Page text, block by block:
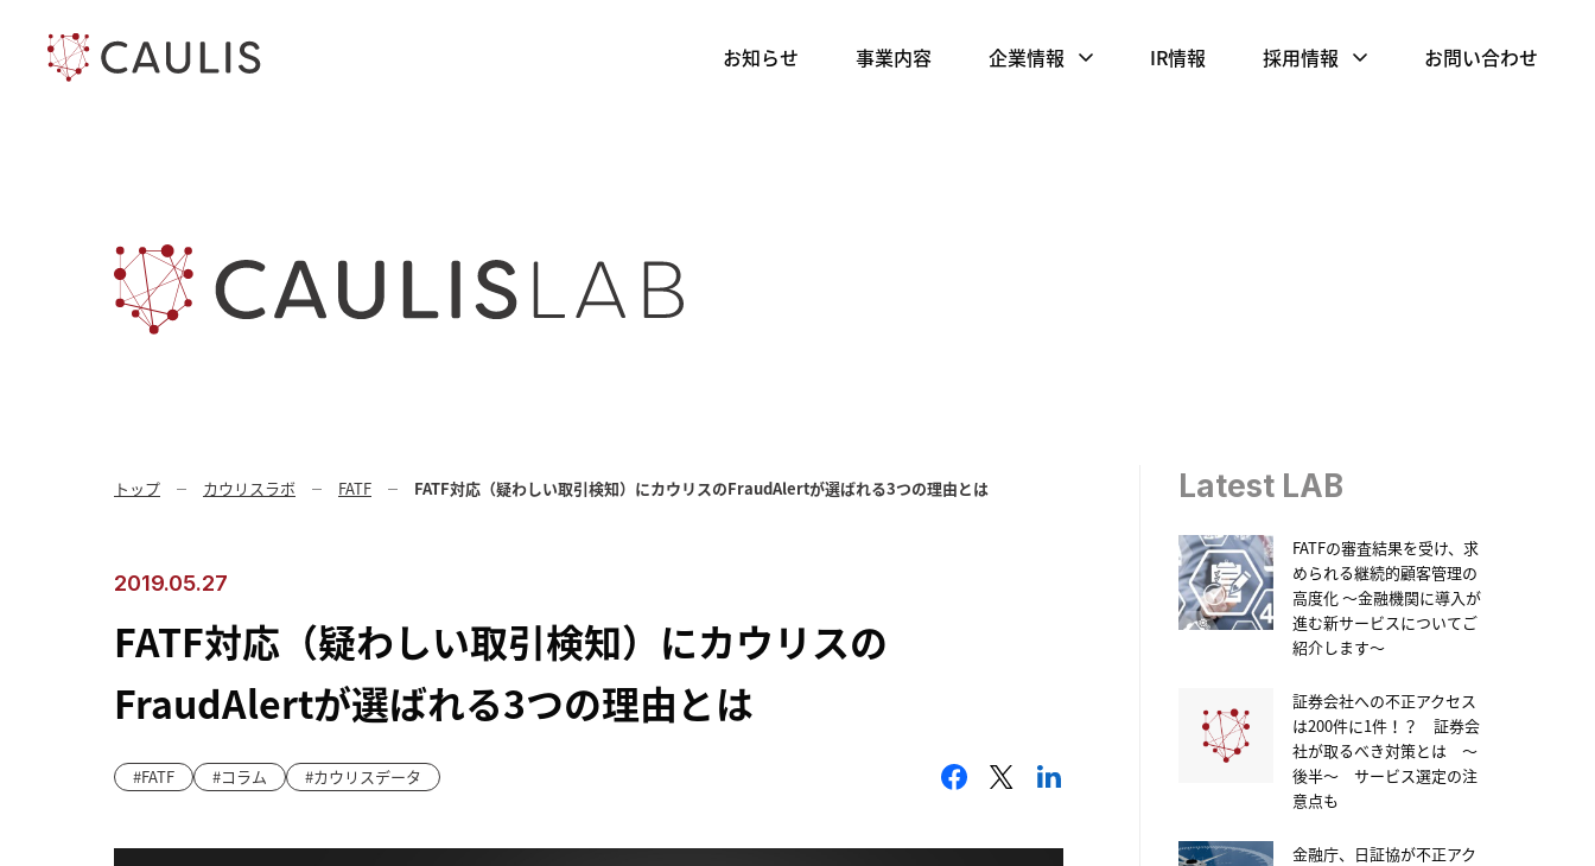
お知らせ 事業内容 企業情報 IR情報 採用情報 お問い合わせ
トップ カウリスラボ FATF FATF対応（疑わしい取引検知）にカウリスのFraudAlertが選ばれる3つの理由とは
2019.05.27
FATF対応（疑わしい取引検知）にカウリスの
FraudAlertが選ばれる3つの理由とは
FATF コラム カウリスデータ
Latest LAB
FATFの審査結果を受け、求
められる継続的顧客管理の
高度化 ～金融機関に導入が
進む新サービスについてご
紹介します～
証券会社への不正アクセス
は200件に1件！？ 証券会
社が取るべき対策とは ～
後半～ サービス選定の注
意点も
金融庁、日証協が不正アク